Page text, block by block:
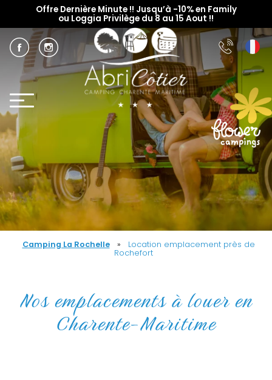
Offre Dernière Minute !! Jusqu’à -10% en Family
ou Loggia Privilège du 8 au 15 Aout !!
Camping La Rochelle »
Location emplacement près de
Rochefort
Nos emplacements à louer en
Charente-Maritime